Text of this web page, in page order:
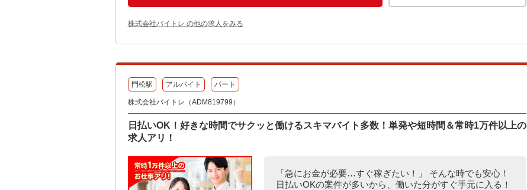
株式会社バイトレ の他の求人をみる
門松駅 アルバイト パート
株式会社バイトレ（ADM819799）
日払いOK！好きな時間でサクッと働けるスキマバイト多数！単発や短時間＆常時1万件以上の
求人アリ！
「急にお金が必要…すぐ稼ぎたい！」 そんな時でも安心！
日払いOKの案件が多いから、働いた分がすぐ手元に入る！